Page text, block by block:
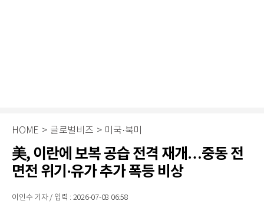
HOME > 글로벌비즈 > 미국·북미
美, 이란에 보복 공습 전격 재개…중동 전
면전 위기·유가 추가 폭등 비상
이인수 기자 / 입력 : 2026-07-08 06:58